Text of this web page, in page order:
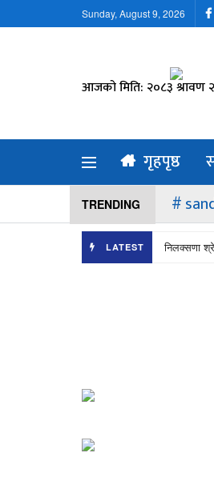
Sunday, August 9, 2026
आजको मिति: २०८३ श्रावण
गृहपृष्ठ
TRENDING
LATEST निलक्सणा